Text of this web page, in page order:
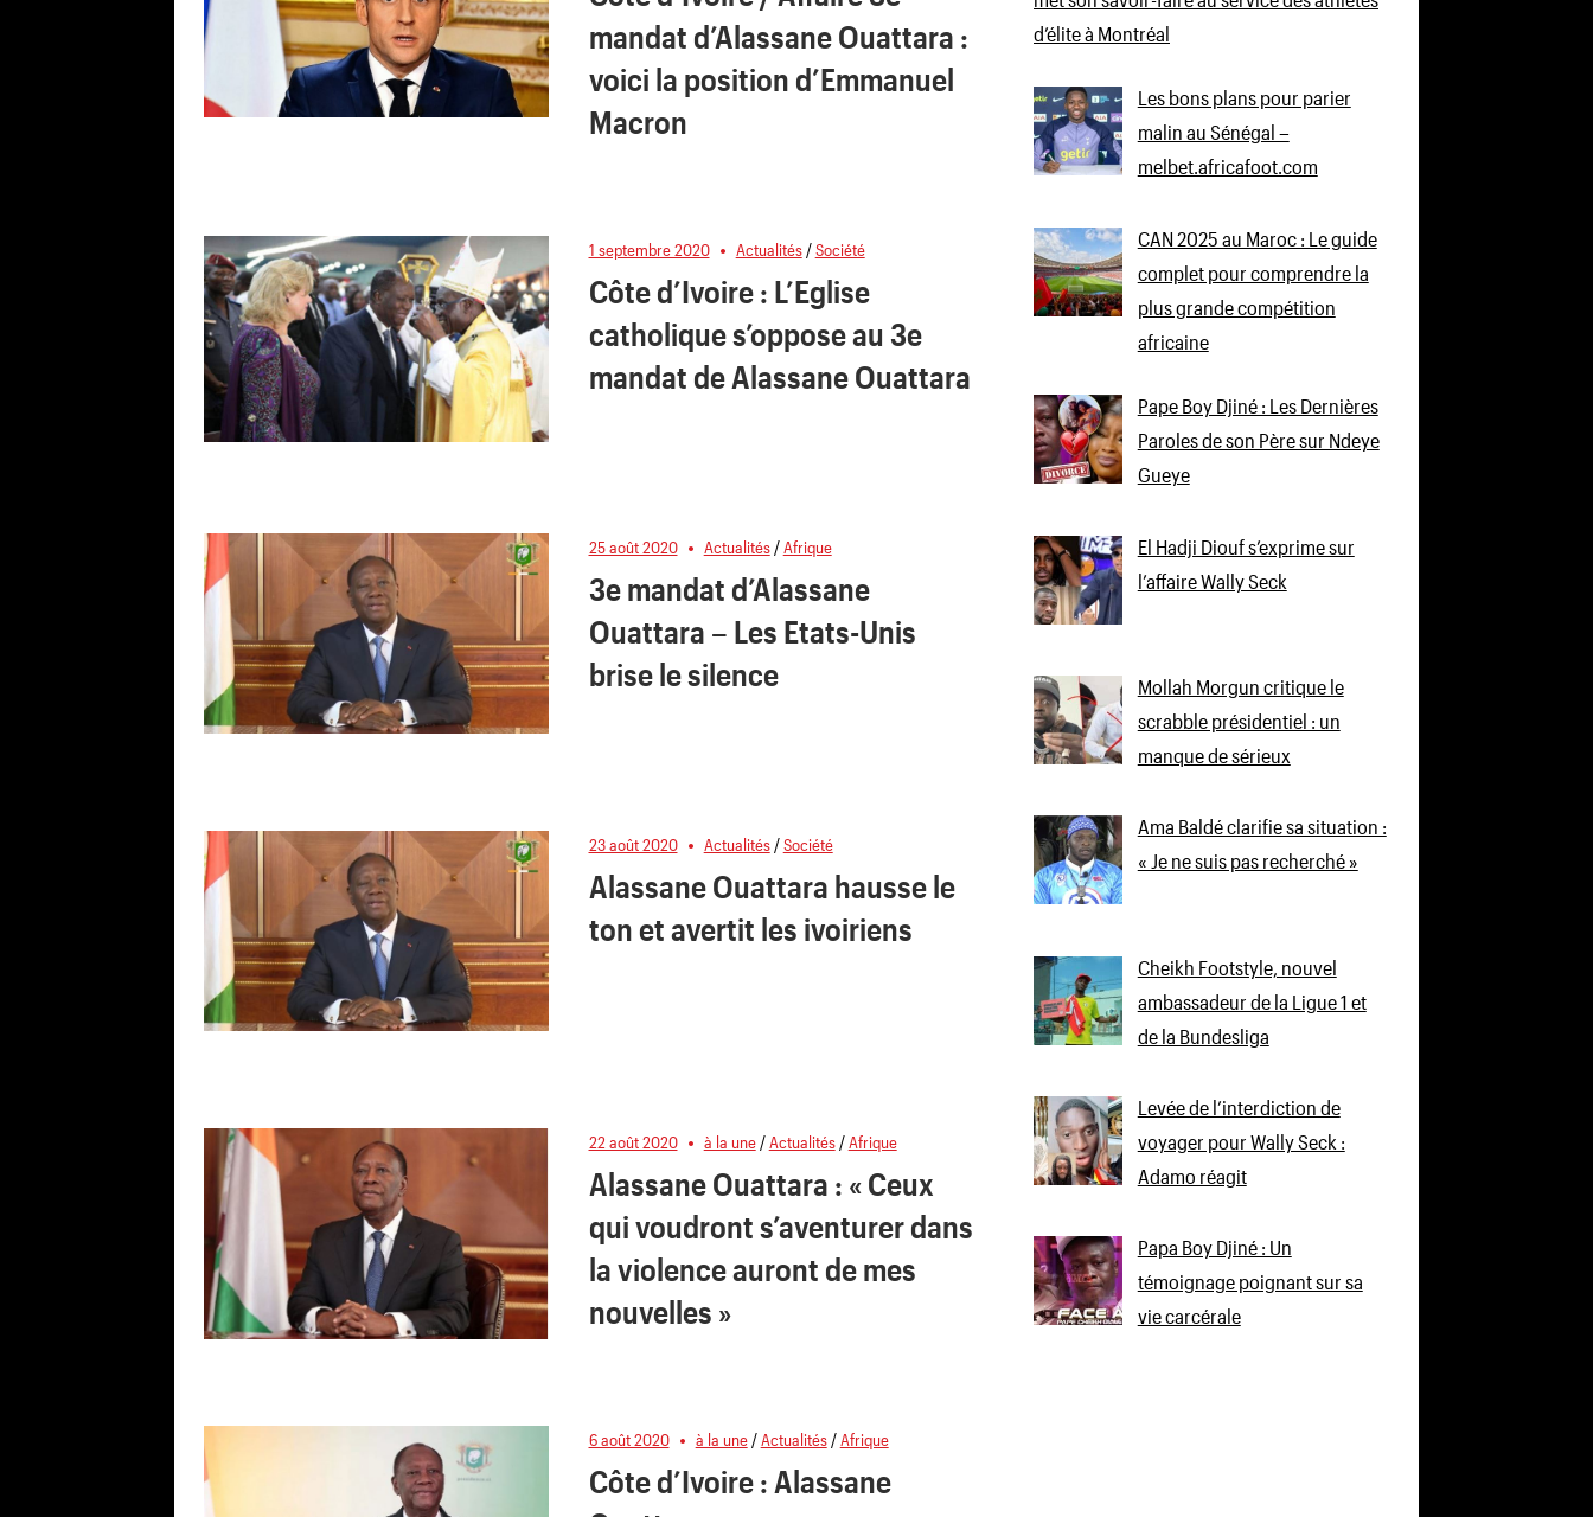
mandat d’Alassane Ouattara :
voici la position d’Emmanuel
Macron
1 septembre 2020 Actualités/Société
Côte d’Ivoire : L’Eglise
catholique s’oppose au 3e
mandat de Alassane Ouattara
25 août 2020 Actualités/Afrique
3e mandat d’Alassane
Ouattara – Les Etats-Unis
brise le silence
23 août 2020 Actualités/Société
Alassane Ouattara hausse le
ton et avertit les ivoiriens
22 août 2020 à la une/Actualités/Afrique
Alassane Ouattara : « Ceux
qui voudront s’aventurer dans
la violence auront de mes
nouvelles »
6 août 2020 à la une/Actualités/Afrique
Côte d’Ivoire : Alassane
d’élite à Montréal
Les bons plans pour parier
malin au Sénégal –
melbet.africafoot.com
CAN 2025 au Maroc : Le guide
complet pour comprendre la
plus grande compétition
africaine
Pape Boy Djiné : Les Dernières
Paroles de son Père sur Ndeye
Gueye
El Hadji Diouf s’exprime sur
l’affaire Wally Seck
Mollah Morgun critique le
scrabble présidentiel : un
manque de sérieux
Ama Baldé clarifie sa situation :
« Je ne suis pas recherché »
Cheikh Footstyle, nouvel
ambassadeur de la Ligue 1 et
de la Bundesliga
Levée de l’interdiction de
voyager pour Wally Seck :
Adamo réagit
Papa Boy Djiné : Un
témoignage poignant sur sa
vie carcérale